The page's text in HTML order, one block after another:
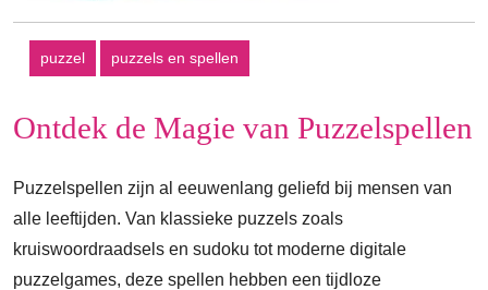
puzzel puzzels en spellen
Ontdek de Magie van Puzzelspellen
Puzzelspellen zijn al eeuwenlang geliefd bij mensen van
alle leeftijden. Van klassieke puzzels zoals
kruiswoordraadsels en sudoku tot moderne digitale
puzzelgames, deze spellen hebben een tijdloze